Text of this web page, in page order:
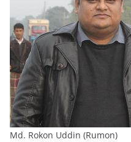
Md. Rokon Uddin (Rumon)